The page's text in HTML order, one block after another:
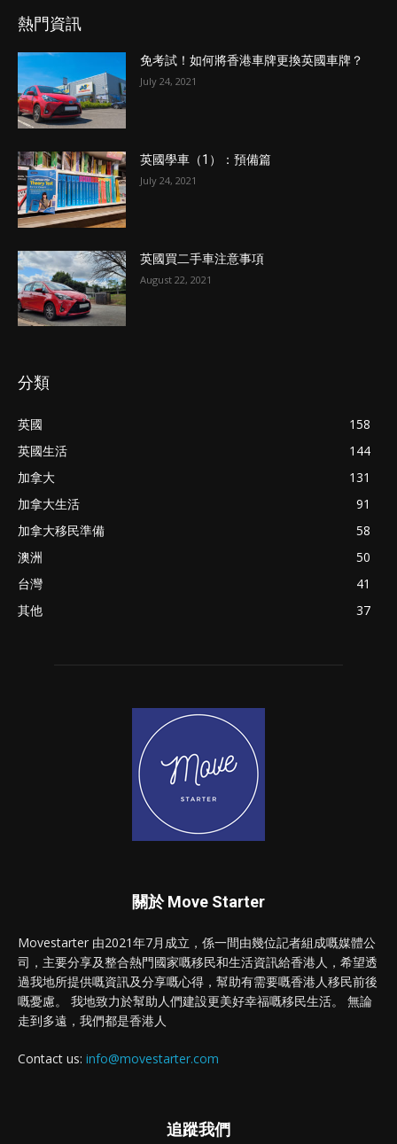
熱門資訊
免考試！如何將香港車牌更換英國車牌？
July 24, 2021
英國學車（1）：預備篇
July 24, 2021
英國買二手車注意事項
August 22, 2021
分類
英國
158
英國生活
144
加拿大
131
加拿大生活
91
加拿大移民準備
58
澳洲
50
台灣
41
其他
37
關於 Move Starter
Movestarter 由2021年7月成立，係一間由幾位記者組成嘅媒體公
司，主要分享及整合熱門國家嘅移民和生活資訊給香港人，希望透
過我地所提供嘅資訊及分享嘅心得，幫助有需要嘅香港人移民前後
嘅憂慮。 我地致力於幫助人們建設更美好幸福嘅移民生活。 無論
走到多遠，我們都是香港人
Contact us: info@movestarter.com
追蹤我們